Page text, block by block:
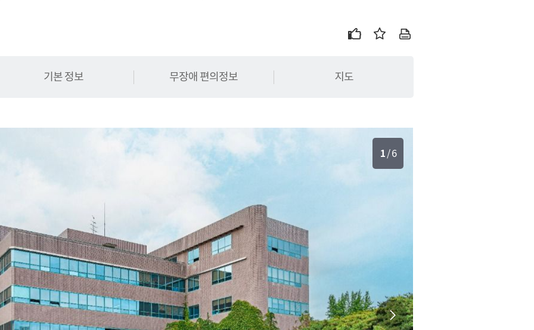
기본 정보 무장애 편의정보 지도
1/6